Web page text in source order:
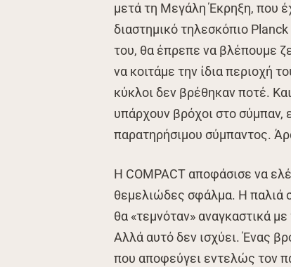
μετά τη Μεγάλη Έκρηξη, που
διαστημικό τηλεσκόπιο
του, θα έπρεπε να βλέπουμε
να κοιτάμε την ίδια περιοχή
κύκλοι δεν βρέθηκαν ποτέ.
υπάρχουν βρόχοι στο σύμπαν,
παρατηρήσιμου σύμπαντος.
Η COMPACT αποφάσισε να
θεμελιώδες σφάλμα. Η παλιά
θα «τεμνόταν» αναγκαστικά
Αλλά αυτό δεν ισχύει. Ένας
που αποφεύγει εντελώς τον